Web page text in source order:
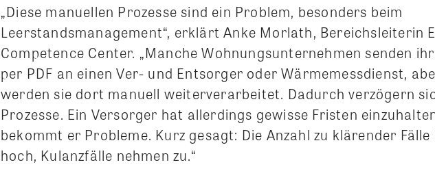
„Diese manuellen Prozesse sind ein Problem, besonders beim
Leerstandsmanagement“, erklärt Anke Morlath, Bereichsleiterin
Competence Center. „Manche Wohnungsunternehmen senden
per PDF an einen Ver- und Entsorger oder Wärmemessdienst,
werden sie dort manuell weiterverarbeitet. Dadurch verzögern
Prozesse. Ein Versorger hat allerdings gewisse Fristen
bekommt er Probleme. Kurz gesagt: Die Anzahl zu klärender
hoch, Kulanzfälle nehmen zu.“